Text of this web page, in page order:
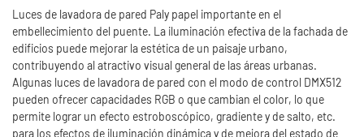
Luces de lavadora de pared Paly papel importante en el
embellecimiento del puente. La iluminación efectiva de la fachada de
edificios puede mejorar la estética de un paisaje urbano,
contribuyendo al atractivo visual general de las áreas urbanas.
Algunas luces de lavadora de pared con el modo de control DMX512
pueden ofrecer capacidades RGB o que cambian el color, lo que
permite lograr un efecto estroboscópico, gradiente y de salto, etc.
para los efectos de iluminación dinámica y de mejora del estado de